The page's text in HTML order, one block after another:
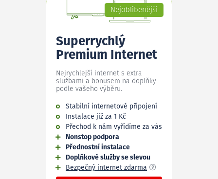
Nejoblíbenější
Superrychlý
Premium Internet
Nejrychlejší internet s extra
službami a bonusem na doplňky
podle vašeho výběru.
Stabilní internetové připojení
Instalace již za 1 Kč
Přechod k nám vyřídíme za vás
Nonstop podpora
Přednostní instalace
Doplňkové služby se slevou
Bezpečný internet zdarma